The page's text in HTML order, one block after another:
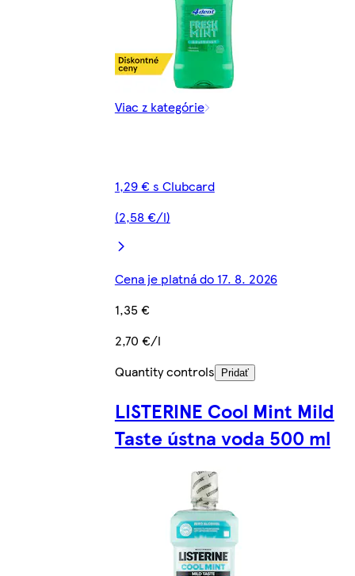
Viac z kategórie
1,29 € s Clubcard
(2,58 €/l)
Cena je platná do 17. 8. 2026
1,35 €
2,70 €/l
Quantity controls
Pridať
LISTERINE Cool Mint Mild
Taste ústna voda 500 ml